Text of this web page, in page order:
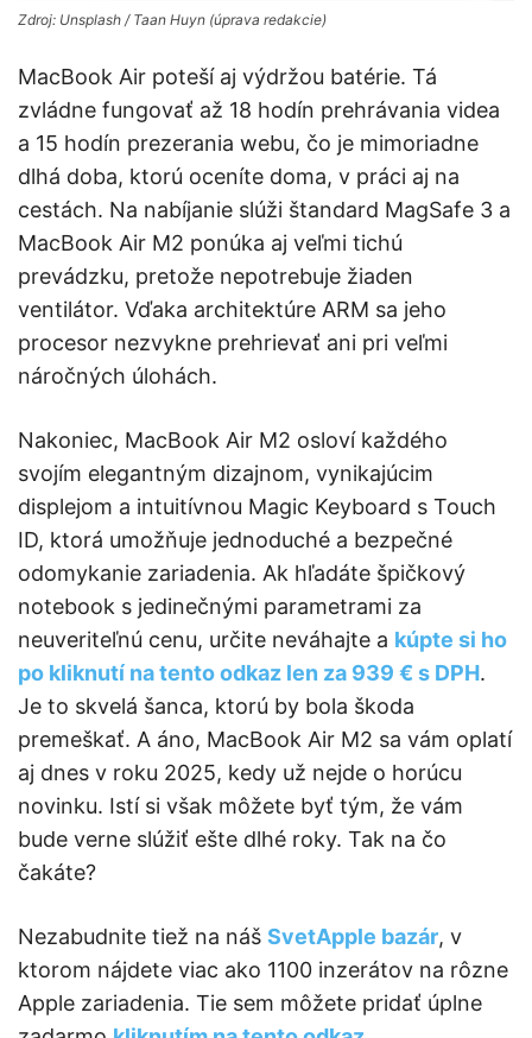
Zdroj: Unsplash / Taan Huyn (úprava redakcie)
MacBook Air poteší aj výdržou batérie. Tá
zvládne fungovať až 18 hodín prehrávania videa
a 15 hodín prezerania webu, čo je mimoriadne
dlhá doba, ktorú oceníte doma, v práci aj na
cestách. Na nabíjanie slúži štandard MagSafe 3 a
MacBook Air M2 ponúka aj veľmi tichú
prevádzku, pretože nepotrebuje žiaden
ventilátor. Vďaka architektúre ARM sa jeho
procesor nezvykne prehrievať ani pri veľmi
náročných úlohách.
Nakoniec, MacBook Air M2 osloví každého
svojím elegantným dizajnom, vynikajúcim
displejom a intuitívnou Magic Keyboard s Touch
ID, ktorá umožňuje jednoduché a bezpečné
odomykanie zariadenia. Ak hľadáte špičkový
notebook s jedinečnými parametrami za
neuveriteľnú cenu, určite neváhajte a kúpte si ho
po kliknutí na tento odkaz len za 939 € s DPH.
Je to skvelá šanca, ktorú by bola škoda
premeškať. A áno, MacBook Air M2 sa vám oplatí
aj dnes v roku 2025, kedy už nejde o horúcu
novinku. Istí si však môžete byť tým, že vám
bude verne slúžiť ešte dlhé roky. Tak na čo
čakáte?
Nezabudnite tiež na náš SvetApple bazár, v
ktorom nájdete viac ako 1100 inzerátov na rôzne
Apple zariadenia. Tie sem môžete pridať úplne